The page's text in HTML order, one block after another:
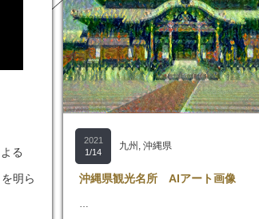
る
明ら
2021
1/14
九州 , 沖縄県
沖縄県観光名所 AIアート画像
…